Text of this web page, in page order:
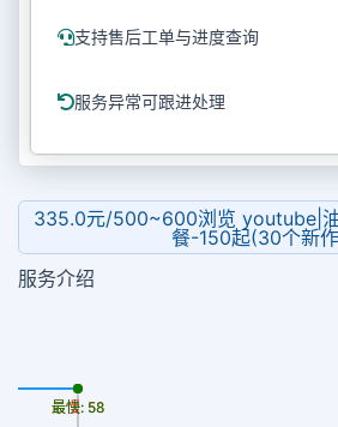
支持售后工单与进度查询
服务异常可跟进处理
335.0元/500~600浏览 youtube|
餐-150起(30个新
服务介绍
最慢: 58
最快: 58